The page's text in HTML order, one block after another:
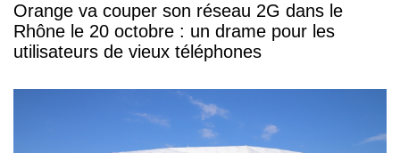
Orange va couper son réseau 2G dans le
Rhône le 20 octobre : un drame pour les
utilisateurs de vieux téléphones